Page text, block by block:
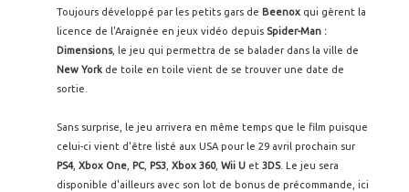
Toujours développé par les petits gars de Beenox qui gèrent la
licence de l'Araignée en jeux vidéo depuis Spider-Man :
Dimensions, le jeu qui permettra de se balader dans la ville de
New York de toile en toile vient de se trouver une date de
sortie.
Sans surprise, le jeu arrivera en même temps que le film puisque
celui-ci vient d'être listé aux USA pour le 29 avril prochain sur
PS4, Xbox One PC PS3 Xbox 360, Wii U et 3DS. Le jeu sera
disponible d'ailleurs avec son lot de bonus de précommande, ici